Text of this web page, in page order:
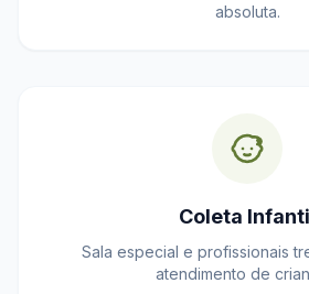
absoluta.
Coleta
Sala especial e profissionais
atendimento de